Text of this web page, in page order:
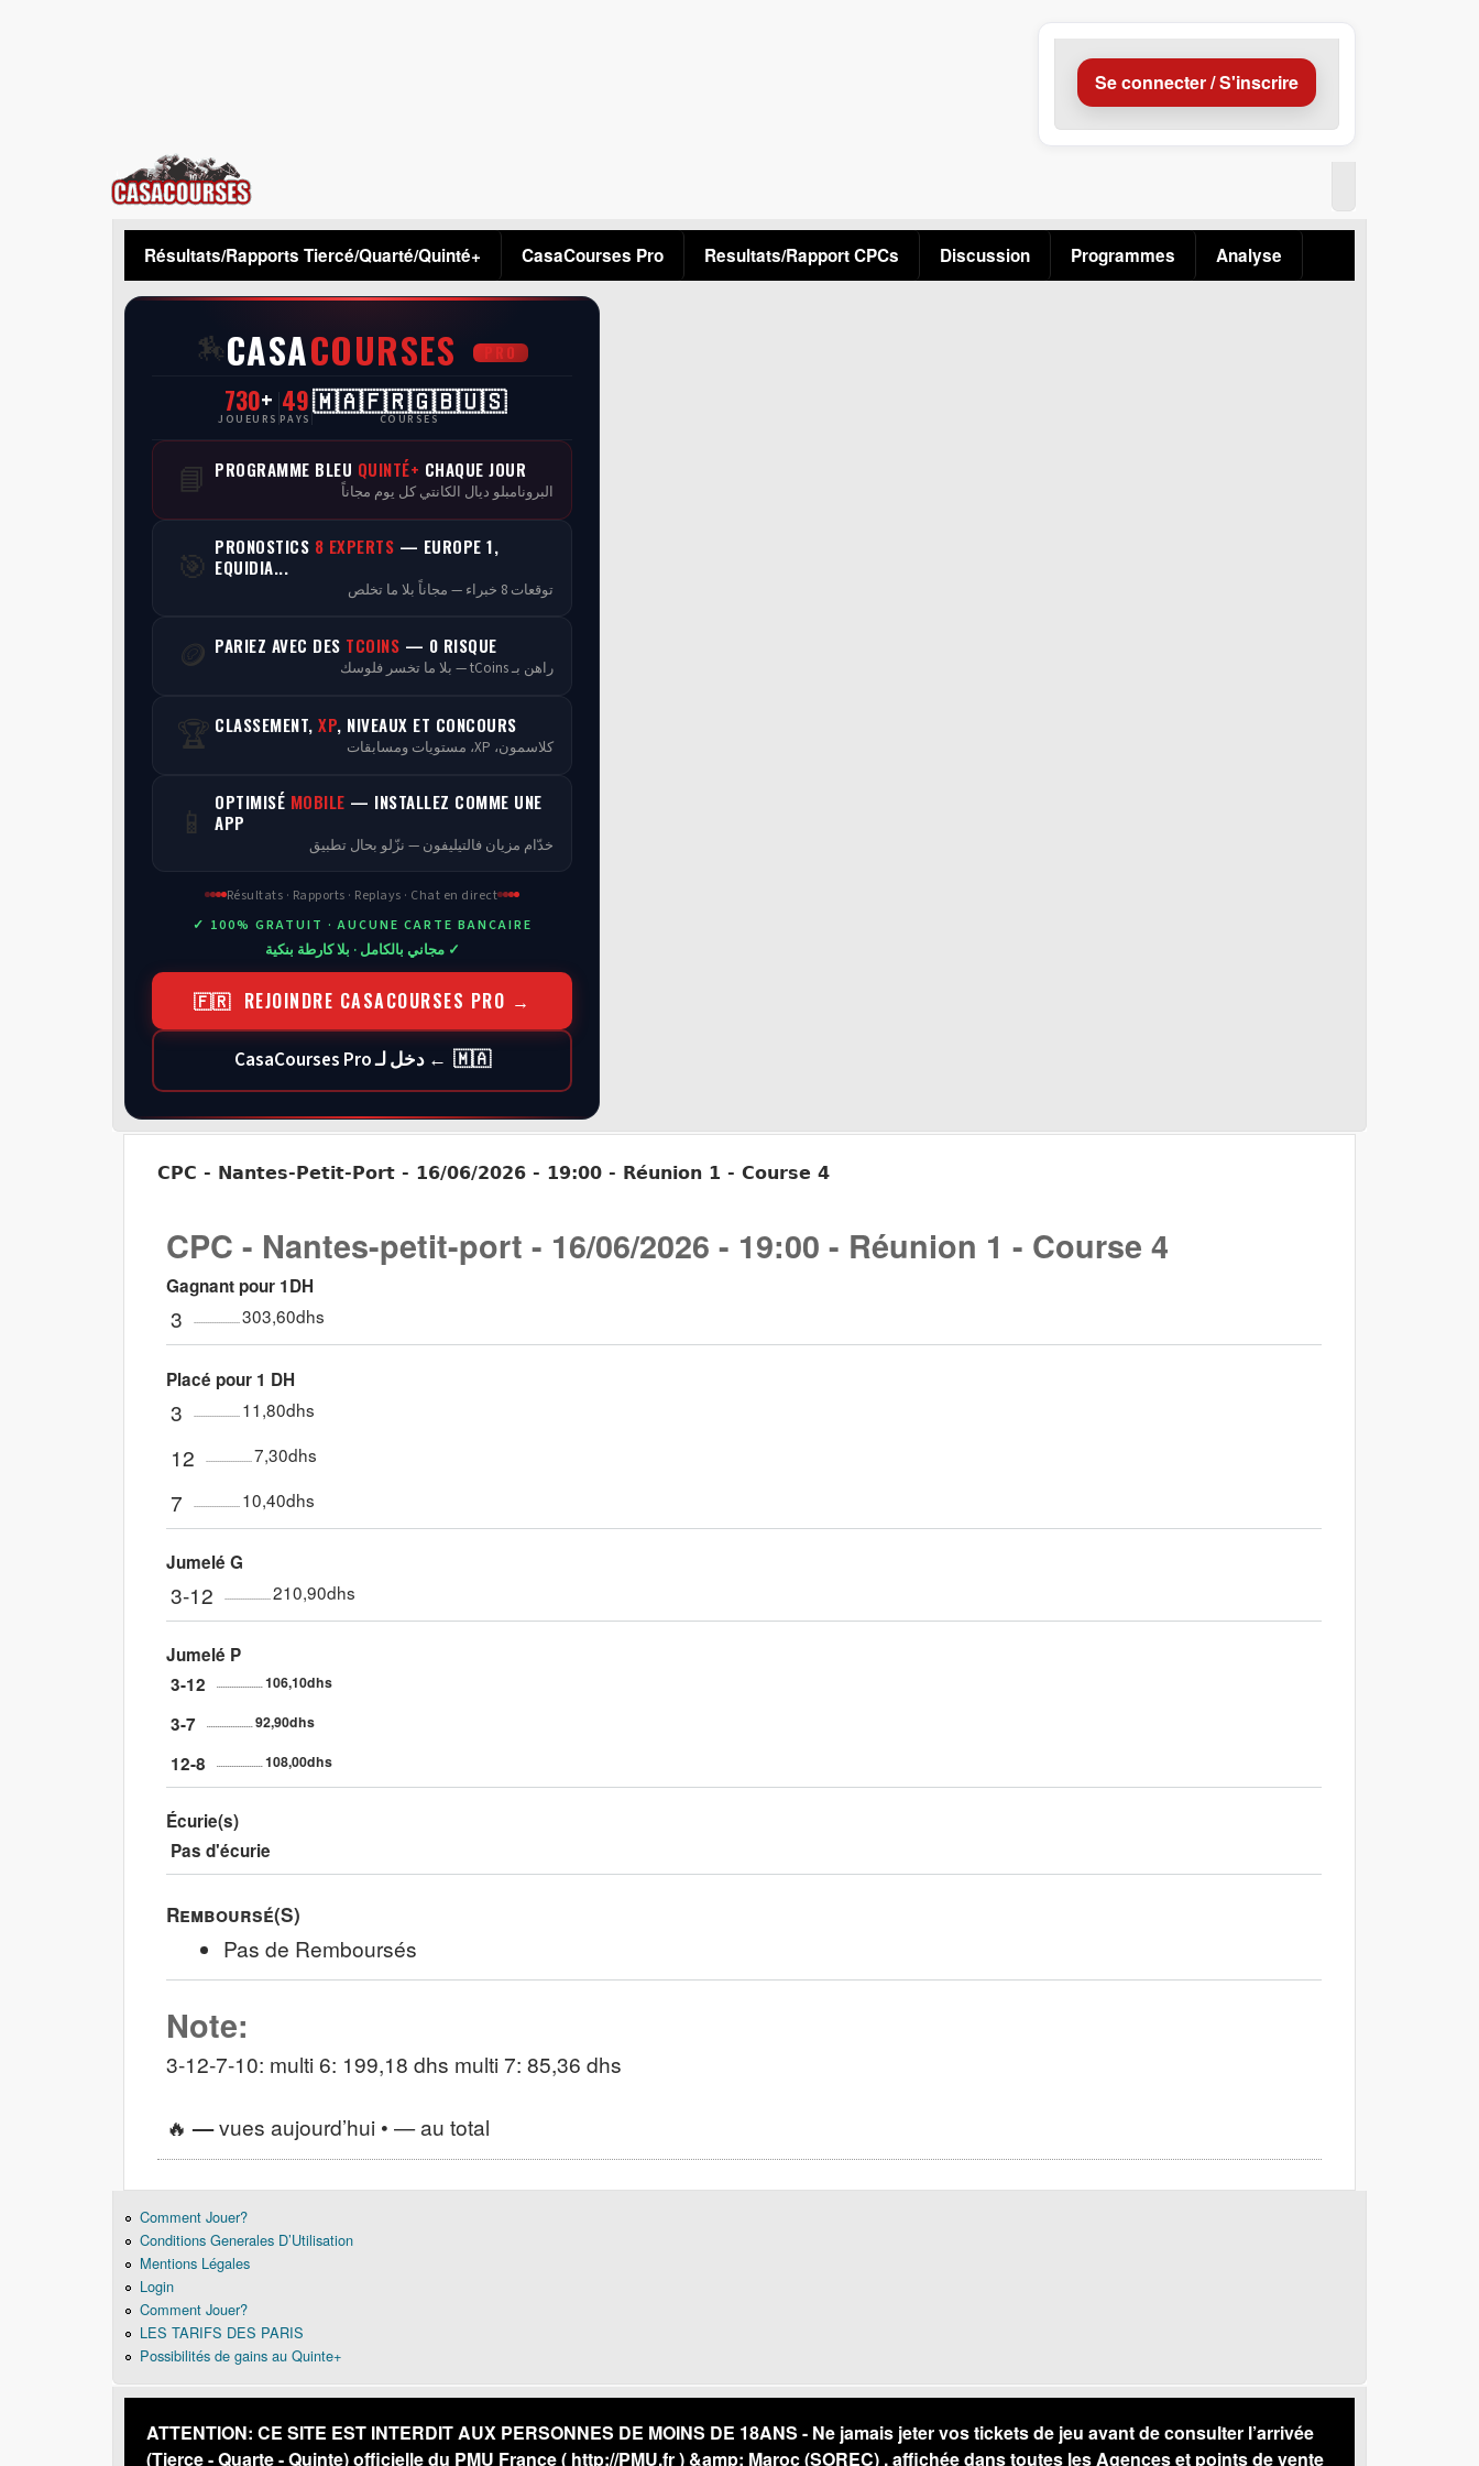
CasaCourses
Se connecter / S'inscrire
Résultats/Rapports Tiercé/Quarté/Quinté+ CasaCourses Pro Resultats/Rapport CPCs Discussion Programmes Analyse
🏇CASACOURSES PRO
730+
JOUEURS
49
PAYS
🇲🇦🇫🇷🇬🇧🇺🇸
COURSES
📘 PROGRAMME BLEU QUINTÉ+ CHAQUE JOUR
البرونامبلو ديال الكانتي كل يوم مجاناً
🎯 PRONOSTICS 8 EXPERTS — EUROPE 1,
EQUIDIA...
توقعات 8 خبراء — مجاناً بلا ما تخلص
🪙 PARIEZ AVEC DES TCOINS — 0 RISQUE
راهن بـ tCoins — بلا ما تخسر فلوسك
🏆 CLASSEMENT, XP, NIVEAUX ET CONCOURS
كلاسمون، XP، مستويات ومسابقات
📱 OPTIMISÉ MOBILE — INSTALLEZ COMME UNE
APP
خدّام مزيان فالتيليفون — نزّلو بحال تطبيق
Résultats · Rapports · Replays · Chat en direct
✓ 100% GRATUIT · AUCUNE CARTE BANCAIRE
✓ مجاني بالكامل · بلا كارطة بنكية
🇫🇷 REJOINDRE CASACOURSES PRO →
🇲🇦 ← دخل لـ CasaCourses Pro
CPC - Nantes-Petit-Port - 16/06/2026 - 19:00 - Réunion 1 - Course 4
CPC - Nantes-petit-port - 16/06/2026 - 19:00 - Réunion 1 - Course 4
Gagnant pour 1DH
3 303,60dhs
Placé pour 1 DH
3 11,80dhs
12 7,30dhs
7 10,40dhs
Jumelé G
3-12 210,90dhs
Jumelé P
3-12
106,10dhs
3-7 92,90dhs
12-8 108,00dhs
Écurie(s)
Pas d'écurie
Remboursé(s)
Pas de Remboursés
Note:
3-12-7-10: multi 6: 199,18 dhs multi 7: 85,36 dhs
🔥—vues aujourd’hui • —au total
Comment Jouer?
Conditions Generales D’Utilisation
Mentions Légales
Login
Comment Jouer?
LES TARIFS DES PARIS
Possibilités de gains au Quinte+
ATTENTION: CE SITE EST INTERDIT AUX PERSONNES DE MOINS DE 18ANS - Ne jamais jeter vos tickets de jeu avant de consulter l’arrivée
(Tierce - Quarte - Quinte) officielle du PMU France ( http://PMU.fr) &amp; Maroc (SOREC) , affichée dans toutes les Agences et points de vente